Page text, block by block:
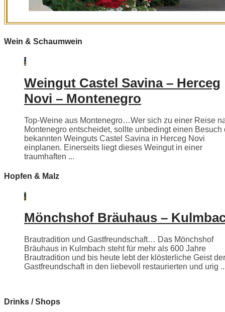
Wein & Schaumwein
Weingut Castel Savina – Herceg
Novi – Montenegro
Top-Weine aus Montenegro…Wer sich zu einer Reise
Montenegro entscheidet, sollte unbedingt einen Besuch
bekannten Weinguts Castel Savina in Herceg Novi
einplanen. Einerseits liegt dieses Weingut in einer
traumhaften ...
Hopfen & Malz
Mönchshof Bräuhaus –
Brautradition und Gastfreundschaft… Das Mönchshof
Bräuhaus in Kulmbach steht für mehr als 600 Jahre
Brautradition und bis heute lebt der klösterliche Geist der
Gastfreundschaft in den liebevoll restaurierten und urig
Drinks / Shops